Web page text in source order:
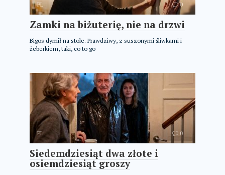
PL 0
Zamki na biżuterię, nie na drzwi
Bigos dymił na stole. Prawdziwy, z suszonymi śliwkami i
żeberkiem, taki, co to go
PL 0
Siedemdziesiąt dwa złote i
osiemdziesiąt groszy